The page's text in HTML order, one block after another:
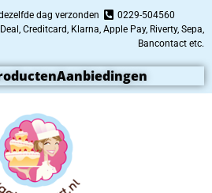
dag verzonden
0229-504560
Creditcard, Klarna, Apple Pay, Riverty, Sepa,
Bancontact etc.
Aanbiedingen